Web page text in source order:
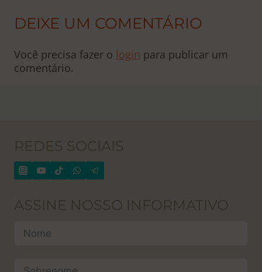
DEIXE UM COMENTÁRIO
Você precisa fazer o login para publicar um
comentário.
REDES SOCIAIS
ASSINE NOSSO INFORMATIVO